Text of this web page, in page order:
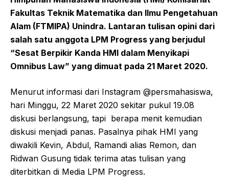
Fakultas Teknik Matematika dan Ilmu Pengetahuan
Alam (FTMIPA) Unindra. Lantaran tulisan opini dari
salah satu anggota LPM Progress yang berjudul
“Sesat Berpikir Kanda HMI dalam Menyikapi
Omnibus Law” yang dimuat pada 21 Maret 2020.
Menurut informasi dari Instagram @persmahasiswa,
hari Minggu, 22 Maret 2020 sekitar pukul 19.08
diskusi berlangsung, tapi berapa menit kemudian
diskusi menjadi panas. Pasalnya pihak HMI yang
diwakili Kevin, Abdul, Ramandi alias Remon, dan
Ridwan Gusung tidak terima atas tulisan yang
diterbitkan di Media LPM Progress.